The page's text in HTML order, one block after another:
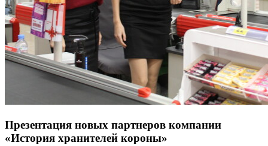
Презентация новых партнеров компании
«История хранителей короны»